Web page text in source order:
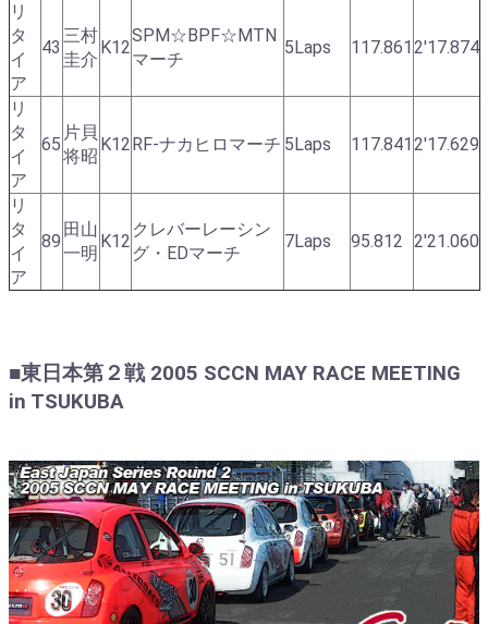
リ
タ
イ
ア
43
三村
圭介
K12
SPM☆BPF☆MTN
マーチ
5Laps 117.861 2'17.874
リ
タ
イ
ア
65
片貝
将昭
K12 RF-ナカヒロマーチ 5Laps 117.841 2'17.629
リ
タ
イ
ア
89
田山
一明
K12
クレバーレーシン
グ・EDマーチ
7Laps 95.812 2'21.060
■東日本第２戦 2005 SCCN MAY RACE MEETING
in TSUKUBA